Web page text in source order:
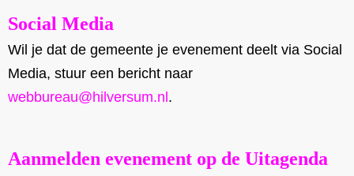
Social Media
Wil je dat de gemeente je evenement deelt via Social
Media, stuur een bericht naar
webbureau@hilversum.nl .
Aanmelden evenement op de Uitagenda